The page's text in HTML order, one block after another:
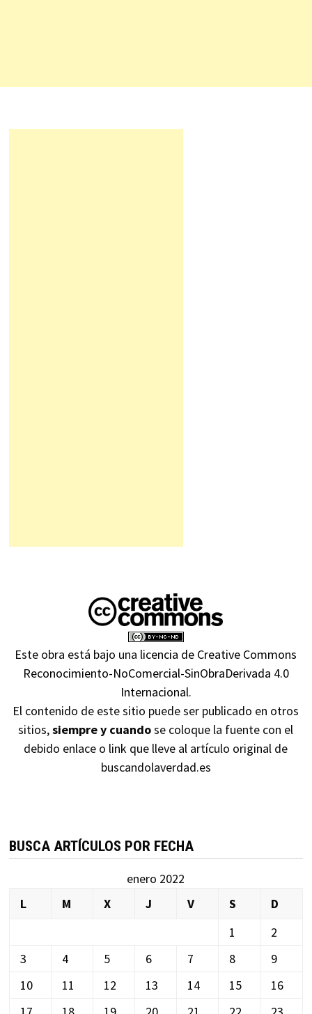
Este obra está bajo una licencia de Creative Commons
Reconocimiento-NoComercial-SinObraDerivada 4.0
Internacional.
El contenido de este sitio puede ser publicado en otros
sitios,siempre y cuandose coloque la fuente con el
debido enlace o link que lleve al artículo original de
buscandolaverdad.es
BUSCA ARTÍCULOS POR FECHA
enero 2022
L
M X J V S
D
1
2
3
4 5 6 7 8
9
10
11 12 13 14 15
16